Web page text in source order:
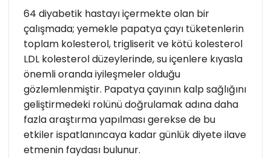
64 diyabetik hastayı içermekte olan bir
çalışmada; yemekle papatya çayı tüketenlerin
toplam kolesterol, trigliserit ve kötü kolesterol
LDL kolesterol düzeylerinde, su içenlere kıyasla
önemli oranda iyileşmeler olduğu
gözlemlenmiştir. Papatya çayının kalp sağlığını
geliştirmedeki rolünü doğrulamak adına daha
fazla araştırma yapılması gerekse de bu
etkiler ispatlanıncaya kadar günlük diyete ilave
etmenin faydası bulunur.